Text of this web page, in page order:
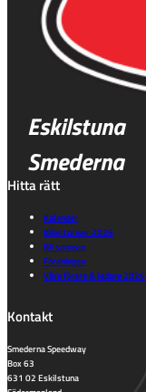
Eskilstuna
Smederna
Hitta rätt
Kalender
Biljettpriser 2026
Bli sponsor
Föreningen
Våra förare & ledare 2026
Kontakt
Smederna Speedway
Box 63
631 02 Eskilstuna